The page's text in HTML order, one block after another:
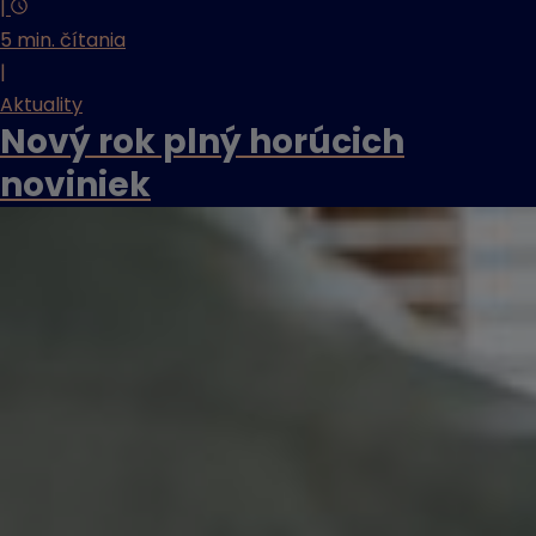
|
5 min. čítania
|
Aktuality
Nový rok plný horúcich
noviniek